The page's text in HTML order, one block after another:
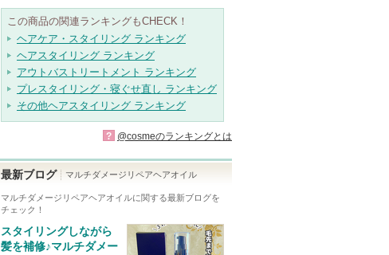
この商品の関連ランキングもCHECK！
ヘアケア・スタイリング ランキング
ヘアスタイリング ランキング
アウトバストリートメント ランキング
プレスタイリング・寝ぐせ直し ランキング
その他ヘアスタイリング ランキング
? @cosmeのランキングとは
最新ブログ マルチダメージリペアヘアオイル
マルチダメージリペアヘアオイルに関する最新ブログを
チェック！
スタイリングしながら
髪を補修♪マルチダメー